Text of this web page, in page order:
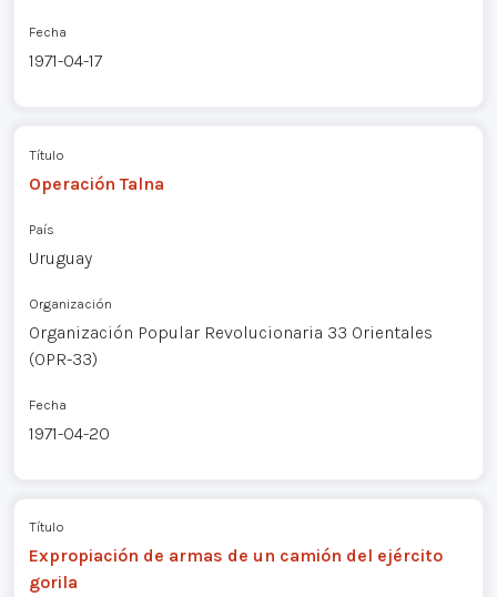
Fecha
1971-04-17
Título
Operación Talna
País
Uruguay
Organización
Organización Popular Revolucionaria 33 Orientales
(OPR-33)
Fecha
1971-04-20
Título
Expropiación de armas de un camión del ejército
gorila